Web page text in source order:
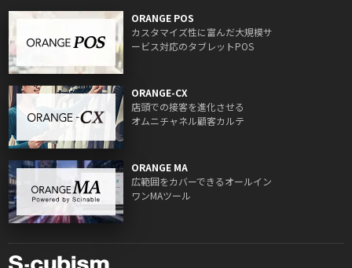
ORANGE POS
カスタマイズ性に富んだ大規模サ
ービス対応のタブレットPOS
ORANGE-CX
店頭での接客を進化させる
オムニチャネル顧客カルテ
ORANGE MA
広範囲をカバーできるオールイン
ワンMAツール